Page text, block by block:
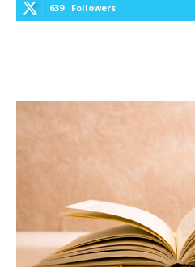
639 Followers